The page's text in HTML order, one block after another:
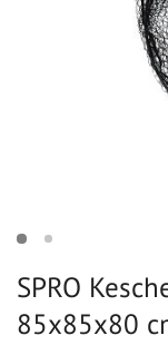
SPRO
85x85x80